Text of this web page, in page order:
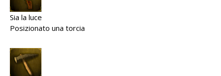
Sia la luce
Posizionato una torcia